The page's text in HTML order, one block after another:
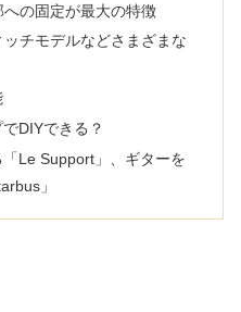
の固定が最大の特徴
チモデルなどさまざまな
DIYできる？
Le Support」、ギターを
」